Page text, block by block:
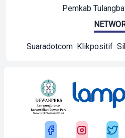
Pemkab
Suaradotcom Klikpositif